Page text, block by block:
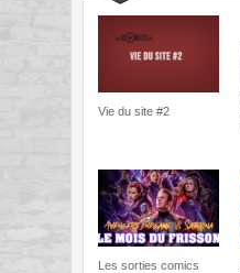
Vie du site #2
Les sorties comics